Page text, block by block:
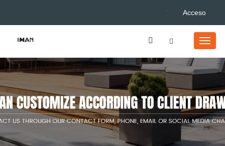
Acceso